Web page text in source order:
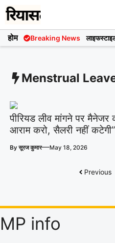
Skip
to
content
होम Breaking News
Menstrual
पीरियड लीव मांगने पर मैनेजर
आराम करो, सैलरी नहीं कटेगी”
Byसूरज कुमार—May 18, 2026
Previous
MP info